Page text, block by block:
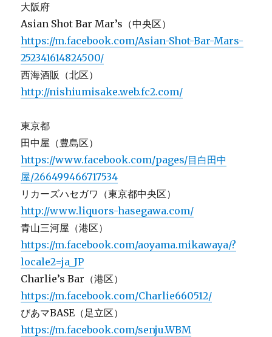
大阪府
Asian Shot Bar Mar’s（中央区）
https://m.facebook.com/Asian-Shot-Bar-Mars-
252341614824500/
西海酒販（北区）
http://nishiumisake.web.fc2.com/
東京都
田中屋（豊島区）
https://www.facebook.com/pages/目白田中
屋/266499466717534
リカーズハセガワ（東京都中央区）
http://www.liquors-hasegawa.com/
青山三河屋（港区）
https://m.facebook.com/aoyama.mikawaya/?
locale2=ja_JP
Charlie’s Bar（港区）
https://m.facebook.com/Charlie660512/
びあマBASE（足立区）
https://m.facebook.com/senju.WBM